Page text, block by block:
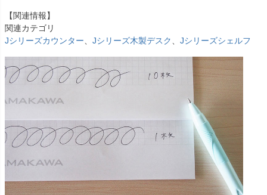
【関連情報】
関連カテゴリ
Jシリーズカウンター
Jシリーズ木製デスク Jシリーズシェルフ